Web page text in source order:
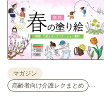
ンテナオリジナルの秋におすす
めの高齢者向け介護レク素材を
ご紹介します。窓越しに、色づ
く景色の変化を感じながら、楽
しんでみてはいかがでしょう
か。
マガジン
高齢者向け介護レクまとめ